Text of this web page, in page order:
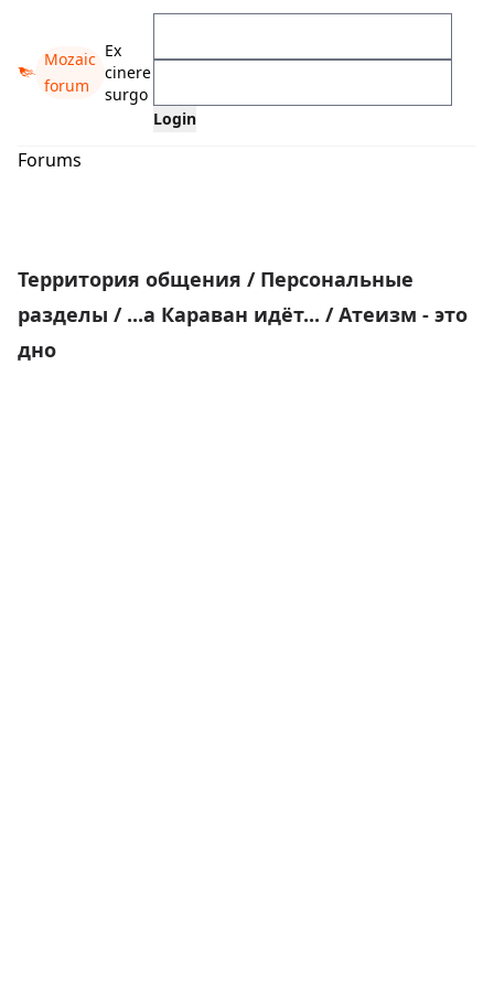
Mozaic
forum
Ex
cinere
surgo
Forums
Территория общения / Персональные
разделы / ...а Караван идёт... /Атеизм - это
дно